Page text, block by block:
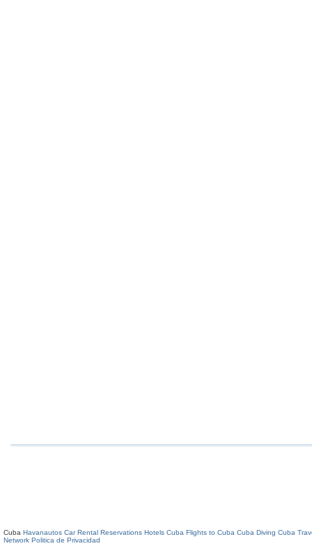
Cuba Havanautos Car Rental Reservations Hotels Cuba Flights to Cuba Cuba Diving Cuba
Network Politica de Privacidad